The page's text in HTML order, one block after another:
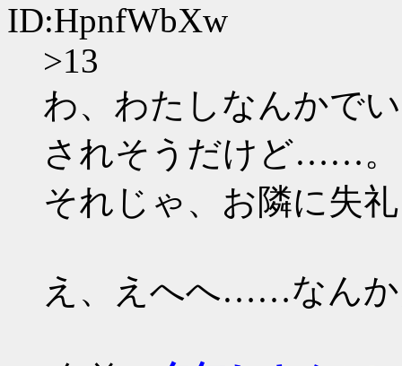
ID:HpnfWbXw
>13
わ、わたしなんかで
されそうだけど……。
それじゃ、お隣に失
え、えへへ……なんか